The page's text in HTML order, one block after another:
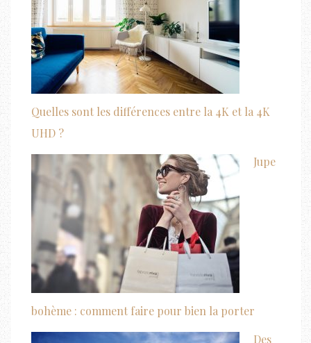
Quelles sont les différences entre la 4K et la 4K
UHD ?
Jupe
bohème : comment faire pour bien la porter
Des